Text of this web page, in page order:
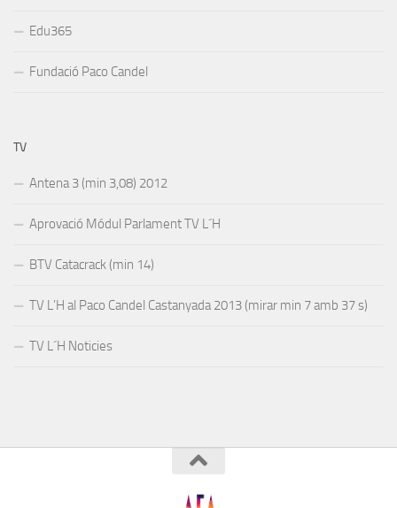
Edu365
Fundació Paco Candel
TV
Antena 3 (min 3,08) 2012
Aprovació Módul Parlament TV L´H
BTV Catacrack (min 14)
TV L’H al Paco Candel Castanyada 2013 (mirar min 7 amb 37 s)
TV L´H Noticies